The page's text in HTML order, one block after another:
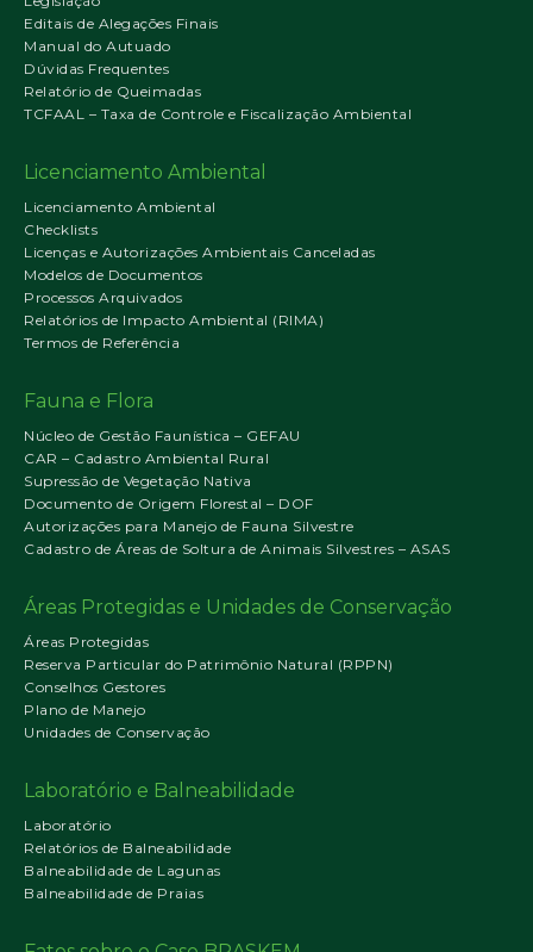
Editais de Alegações Finais
Manual do Autuado
Dúvidas Frequentes
Relatório de Queimadas
TCFAAL – Taxa de Controle e Fiscalização Ambiental
Licenciamento Ambiental
Licenciamento Ambiental
Checklists
Licenças e Autorizações Ambientais Canceladas
Modelos de Documentos
Processos Arquivados
Relatórios de Impacto Ambiental (RIMA)
Termos de Referência
Fauna e Flora
Núcleo de Gestão Faunística – GEFAU
CAR – Cadastro Ambiental Rural
Supressão de Vegetação Nativa
Documento de Origem Florestal – DOF
Autorizações para Manejo de Fauna Silvestre
Cadastro de Áreas de Soltura de Animais Silvestres – ASAS
Áreas Protegidas e Unidades de Conservação
Áreas Protegidas
Reserva Particular do Patrimônio Natural (RPPN)
Conselhos Gestores
Plano de Manejo
Unidades de Conservação
Laboratório e Balneabilidade
Laboratório
Relatórios de Balneabilidade
Balneabilidade de Lagunas
Balneabilidade de Praias